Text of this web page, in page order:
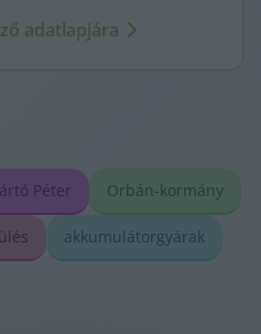
adatlapjára
Péter Orbán-kormány
akkumulátorgyárak